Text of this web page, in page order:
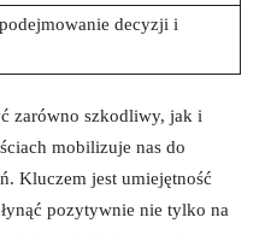
decyzji i
zarówno szkodliwy, jak i
mobilizuje nas do
Kluczem jest umiejętność
pozytywnie nie tylko na